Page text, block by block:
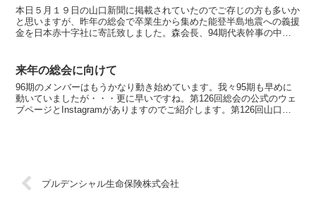
本日５月１９日の山口新聞に掲載されていたのでご存じの方も多いか
と思いますが、昨年の総会で卒業生から集めた能登半島地震への義援
金を日本赤十字社に寄託致しました。森会長、94期代表幹事の中村
来年の総会に向けて
96期のメンバーはもうかなり動き始めています。我々95期も早めに
動いていましたが・・・更に早いですね。第126回総会の公式のウェ
ブページとInstagramがありますのでご紹介します。第126回山口県
プルデンシャル生命保険株式会社